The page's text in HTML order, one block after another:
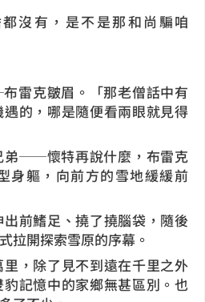
有，是不是那和尚騙咱
克皺眉。「那老僧話中有
的，哪是隨便看兩眼就見得
──懷特再說什麼，布雷克
身軀，向前方的雪地緩緩前
前鰭足、撓了撓腦袋，隨後
拉開探索雪原的序幕。
，除了見不到遠在千里之外
記憶中的家鄉無甚區別。也